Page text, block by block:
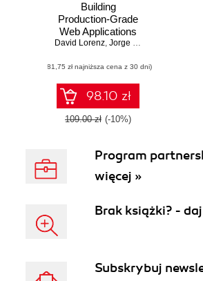
Building
Production-Grade
Web Applications
with Supabase. A
guide to database
design, security,
real-time data,
storage, multi-
tenancy, and more
David Lorenz, Jorge Varandas
(81,75 zł najniższa cena z 30 dni)
98.10 zł
109.00 zł (-10%)
Program
więcej »
Brak książki? -
Subskrybuj